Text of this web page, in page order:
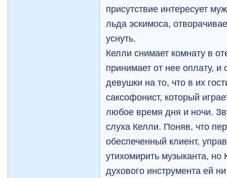
присутствие интересует
льда эскимоса,
уснуть.
Келли снимает комнату в
принимает от нее оплату,
девушки на то, что в их
саксофонист, который
любое время дня и ночи.
слуха Келли. Поняв, что
обеспеченный клиент,
утихомирить музыканта, но
духового инструмента ей